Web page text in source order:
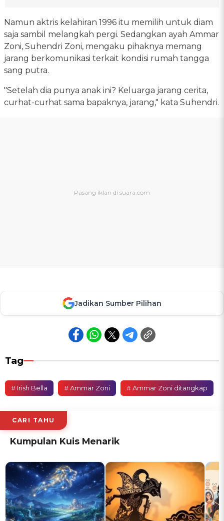
Namun aktris kelahiran 1996 itu memilih untuk diam
saja sambil melangkah pergi. Sedangkan ayah Ammar
Zoni, Suhendri Zoni, mengaku pihaknya memang
jarang berkomunikasi terkait kondisi rumah tangga
sang putra.
"Setelah dia punya anak ini? Keluarga jarang cerita,
curhat-curhat sama bapaknya, jarang," kata Suhendri.
Jadikan Sumber Pilihan
Tag
# Irish Bella # Ammar Zoni # Ammar Zoni ditangkap
CARI TAHU
Kumpulan Kuis Menarik